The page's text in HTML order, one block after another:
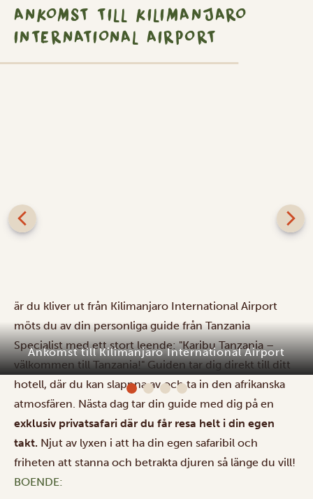
ANKOMST TILL KILIMANJARO
INTERNATIONAL AIRPORT
är du kliver ut från Kilimanjaro International Airport
möts du av din personliga guide från Tanzania
Specialist med ett stort leende: "Karibu Tanzania –
välkommen till Tanzania!" Guiden tar dig direkt till ditt
hotell, där du kan slappna av och ta in den afrikanska
atmosfären. Nästa dag tar din guide med dig på en
exklusiv privatsafari där du får resa helt i din egen
takt. Njut av lyxen i att ha din egen safaribil och
friheten att stanna och betrakta djuren så länge du vill!
BOENDE: